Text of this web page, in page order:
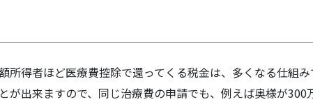
所得者ほど医療費控除で還ってくる税金は、多くなる仕組
出来ますので、同じ治療費の申請でも、 例えば奥様が300